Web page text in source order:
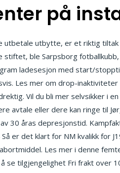
på
utbetale utbytte, er et riktig
stiftet, ble Sarpsborg
ladesesjon med start/
Les mer om drop-
Vil du bli mer selvsikker i
avtale eller dere kan ringe til
30 åras depresjonstid.
er det klart for NM kvalikk for
Les mer i denne
se tilgjengelighet Fri frakt over